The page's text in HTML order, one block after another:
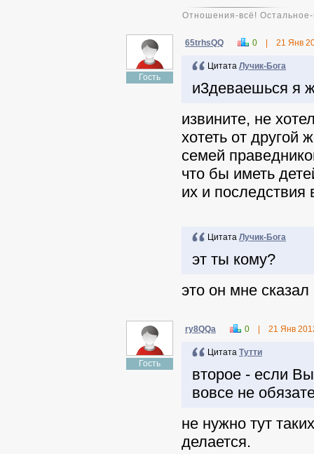
Отношения-всё!
Гость
65trhsQQ 0 21 Янв
Цитата Лучик-Бога
и3деваешься я
извините, не
хотеть от
семей
что бы иметь
их и последствия
Цитата Лучик-Бога
эт ты кому?
это он мне сказал
Гость
ry8QQa 0 21 Янв
Цитата Тутти
второе - если
вовсе не
не нужно тут
делается.